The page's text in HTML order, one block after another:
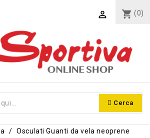
shopping_cart (0)

Cerca
Osculati Guanti da vela neoprene